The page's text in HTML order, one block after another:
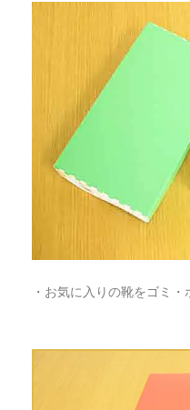
・お気に入りの靴をゴミ・